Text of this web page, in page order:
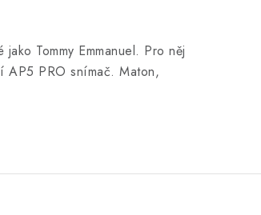
Tommy Emmanuel. Pro něj
AP5 PRO snímač. Maton,